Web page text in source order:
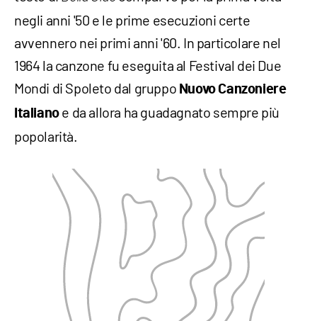
negli anni '50 e le prime esecuzioni certe
avvennero nei primi anni '60. In particolare nel
1964 la canzone fu eseguita al Festival dei Due
Mondi di Spoleto dal gruppo Nuovo Canzoniere
Italianoe da allora ha guadagnato sempre più
popolarità.